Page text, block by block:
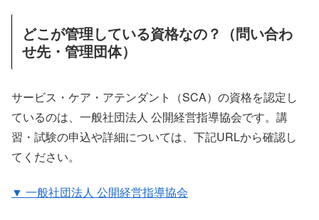
どこが管理している資格なの？（問い合わ
せ先・管理団体）
サービス・ケア・アテンダント（SCA）の資格を認定し
ているのは、一般社団法人 公開経営指導協会です。講
習・試験の申込や詳細については、下記URLから確認し
てください。
▼ 一般社団法人 公開経営指導協会